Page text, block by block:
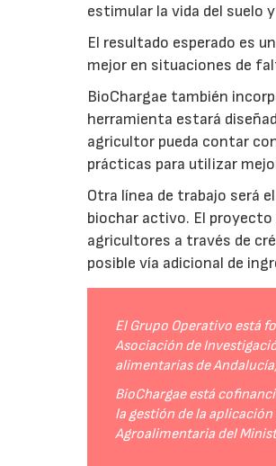
estimular la vida del suelo
El resultado esperado es
mejor en situaciones de
BioChargae también
herramienta estará
agricultor pueda contar
prácticas para utilizar
Otra línea de trabajo será
biochar activo. El
agricultores a través de
posible vía adicional de
El Grupo Operativo está
Asociación de
alimentarias de
BioChargae está
la gestión de la
Agroalimentaria del